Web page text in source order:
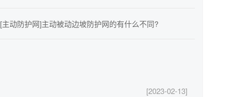
[主动防护网]主动被动边坡防护网的有什么不同?
[2023-02-13]